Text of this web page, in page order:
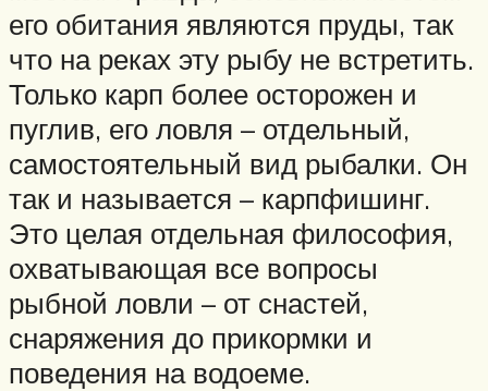
его обитания являются пруды, так
что на реках эту рыбу не встретить.
Только карп более осторожен и
пуглив, его ловля – отдельный,
самостоятельный вид рыбалки. Он
так и называется – карпфишинг.
Это целая отдельная философия,
охватывающая все вопросы
рыбной ловли – от снастей,
снаряжения до прикормки и
поведения на водоеме.